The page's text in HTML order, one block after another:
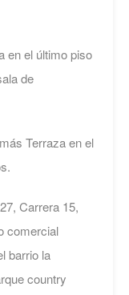
en el último piso
de
Terraza en el
Carrera 15,
comercial
barrio la
country